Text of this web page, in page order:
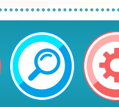
田徑協會辦理
習會」-桃園